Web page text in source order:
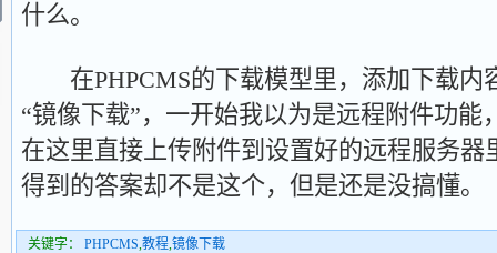
什么。
在PHPCMS的下载模型里，添加下载内
“镜像下载”，一开始我以为是远程附件功能
在这里直接上传附件到设置好的远程服务器
得到的答案却不是这个，但是还是没搞懂。
关键字： PHPCMS,教程,镜像下载